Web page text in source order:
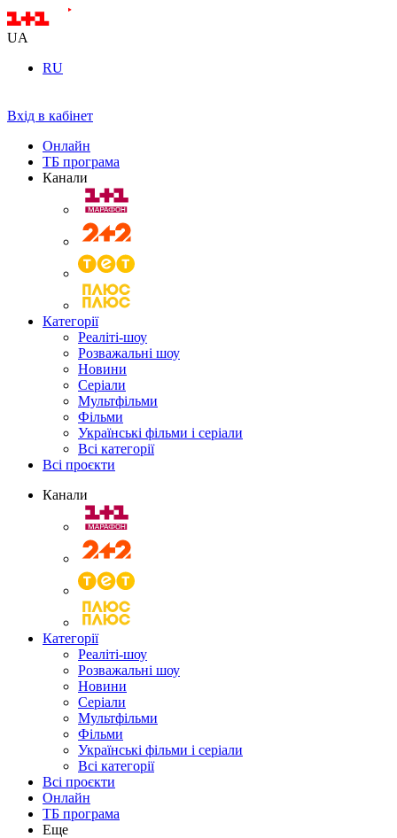
UA
RU
Вхід в кабінет
Онлайн
ТБ програма
Канали
Категорії
Реаліті-шоу
Розважальні шоу
Новини
Серіали
Мультфільми
Фільми
Українські фільми і серіали
Всі категорії
Всі проєкти
Канали
Категорії
Реаліті-шоу
Розважальні шоу
Новини
Серіали
Мультфільми
Фільми
Українські фільми і серіали
Всі категорії
Всі проєкти
Онлайн
ТБ програма
Еще